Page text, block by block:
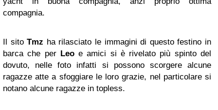
compagnia.
Il sitoTmz ha rilasciato le immagini di questo festino in
barca che per Leoe amici si è rivelato più spinto del
dovuto, nelle foto infatti si possono scorgere alcune
ragazze atte a sfoggiare le loro grazie, nel particolare si
notano alcune ragazze in topless.